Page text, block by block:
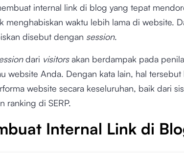
internal link di blog yang tepat
menghabiskan waktu lebih lama di website.
disebut dengan session.
dari visitorsakan berdampak pada
website Anda. Dengan kata lain, hal tersebut
website secara keseluruhan, baik dari
ranking di SERP.
Internal Link di